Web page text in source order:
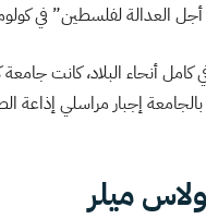
العدالة لفلسطين” في
إجبار مراسلي إذاعة
ميلر